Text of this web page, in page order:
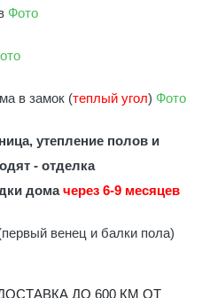
Фото
в замок (теплый угол) Фото
утепление полов и
- отделка
домачерез 6-9 месяцев
венец и балки пола)
ДО 600 КМ ОТ